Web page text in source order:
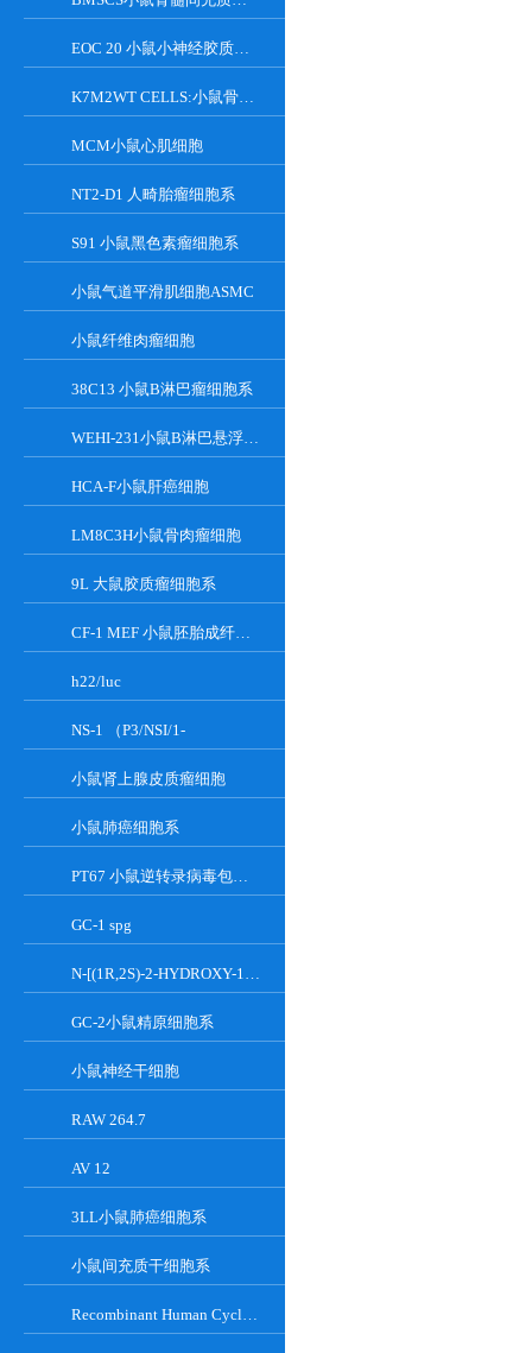
EOC 20 小鼠小神经胶质细胞系
K7M2WT CELLS:小鼠骨肉瘤成骨细胞系
MCM小鼠心肌细胞
NT2-D1 人畸胎瘤细胞系
S91 小鼠黑色素瘤细胞系
小鼠气道平滑肌细胞ASMC
小鼠纤维肉瘤细胞
38C13 小鼠B淋巴瘤细胞系
WEHI-231小鼠B淋巴悬浮细胞系
HCA-F小鼠肝癌细胞
LM8C3H小鼠骨肉瘤细胞
9L 大鼠胶质瘤细胞系
CF-1 MEF 小鼠胚胎成纤维细胞系
h22/luc
NS-1 （P3/NSI/1-
小鼠肾上腺皮质瘤细胞
小鼠肺癌细胞系
PT67 小鼠逆转录病毒包装细胞系
GC-1 spg
N-[(1R,2S)-2-HYDROXY-1-HYDROXYMETHYL-2-(2-TRIDECYL-1-CYCLOPROPENYL)ETHYL]OCT;GT-11
GC-2小鼠精原细胞系
小鼠神经干细胞
RAW 264.7
AV 12
3LL小鼠肺癌细胞系
小鼠间充质干细胞系
Recombinant Human Cyclin-Dependent Kinase Inhibitor 2A